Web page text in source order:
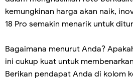
kemungkinan harga akan naik,
18 Pro semakin menarik untuk
Bagaimana menurut Anda?
ini cukup kuat untuk
Berikan pendapat Anda di kolom